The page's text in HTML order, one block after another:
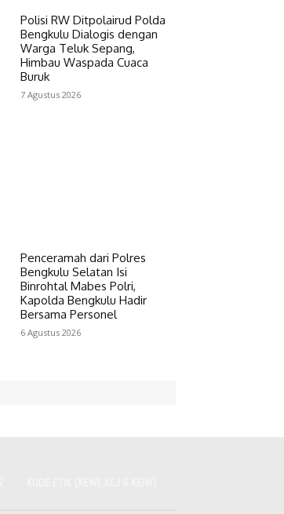
Polisi RW Ditpolairud Polda
Bengkulu Dialogis dengan
Warga Teluk Sepang,
Himbau Waspada Cuaca
Buruk
7 Agustus 2026
Penceramah dari Polres
Bengkulu Selatan Isi
Binrohtal Mabes Polri,
Kapolda Bengkulu Hadir
Bersama Personel
6 Agustus 2026